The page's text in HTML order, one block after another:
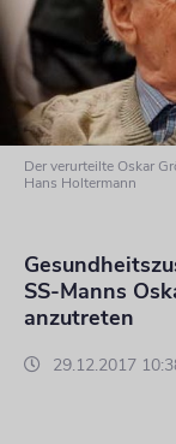
Der verurteilte Oskar
Hans Holtermann
SS-Manns
anzutreten
29.12.2017